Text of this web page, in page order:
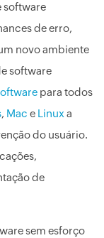
software
de erro,
novo ambiente
software
para todos
, Mac e Linux a
do usuário.
de
sem esforço